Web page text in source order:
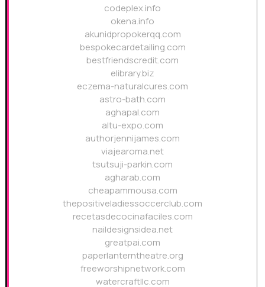
codeplex.info
okena.info
akunidpropokerqq.com
bespokecardetailing.com
bestfriendscredit.com
elibrary.biz
eczema-naturalcures.com
astro-bath.com
aghapal.com
altu-expo.com
authorjennijames.com
viajearoma.net
tsutsuji-parkin.com
agharab.com
cheapammousa.com
thepositiveladiessoccerclub.com
recetasdecocinafaciles.com
naildesignsidea.net
greatpai.com
paperlanterntheatre.org
freeworshipnetwork.com
watercraftllc.com